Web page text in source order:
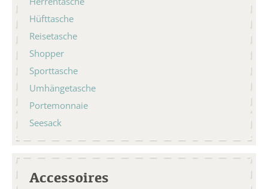
Hüfttasche
Reisetasche
Shopper
Sporttasche
Umhängetasche
Portemonnaie
Seesack
Accessoires